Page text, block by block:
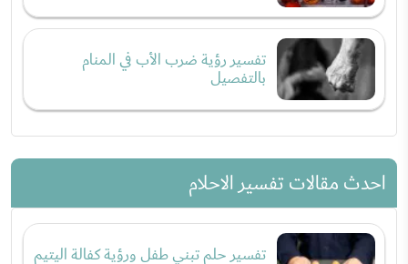
تفسير رؤية ضرب الأب في المنام
بالتفصيل
احدث مقالات تفسير الاحلام
تفسير حلم تبني طفل ورؤية كفالة اليتيم